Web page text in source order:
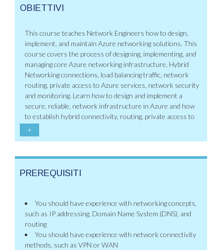
OBIETTIVI
This course teaches Network Engineers how to design,
implement, and maintain Azure networking solutions. This
course covers the process of designing, implementing, and
managing core Azure networking infrastructure, Hybrid
Networking connections, load balancing traffic, network
routing, private access to Azure services, network security
and monitoring. Learn how to design and implement a
secure, reliable, network infrastructure in Azure and how
to establish hybrid connectivity, routing, private access to
+
PREREQUISITI
You should have experience with networking concepts,
such as IP addressing, Domain Name System (DNS), and
routing
You should have experience with network connectivity
methods, such as VPN or WAN